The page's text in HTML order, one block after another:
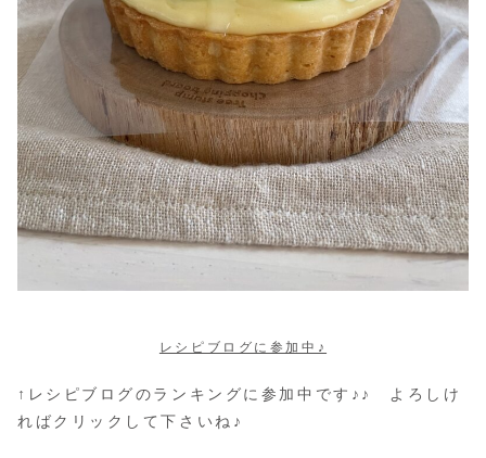
レシピブログに参加中♪
↑レシピブログのランキングに参加中です♪♪ よろしけ
ればクリックして下さいね♪